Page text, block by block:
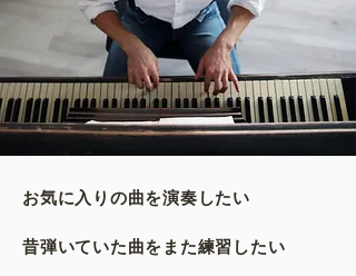
お気に入りの曲を演奏したい
昔弾いていた曲をまた練習したい